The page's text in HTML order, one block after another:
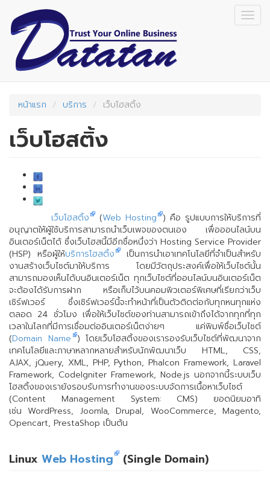
main
content
หน้าแรก บริการ เว็บโฮสติ้ง
เว็บโฮสติ้ง
เว็บโฮสติ้ง (Web Hosting ) คือ รูปแบบการให้บริการที่
อนุญาตให้ผู้ใช้บริการสามารถนำเว็บเพจของตนเอง เพื่อออนไลน์บน
อินเตอร์เน็ตได้ ซึ่งเว็บโฮสนี้มีอีกชื่อหนึ่งว่า Hosting Service Provider
(HSP) หรือผู้ให้บริการโฮสติ้ง เป็นการนำเอาเทคโนโลยีที่จำเป็นสำหรับ
งานสร้างเว็บไซต์มาให้บริการ โดยมีวัตถุประสงค์เพื่อให้เว็บไซต์นั้น
สามารถมองเห็นได้บนอินเตอร์เน็ต ทุกเว็บไซต์ที่ออนไลน์บนอินเตอร์เน็ต
จะต้องได้รับการฝาก หรือเก็บไว้บนคอมพิวเตอร์พิเศษที่เรียกว่าเว็บ
เซิร์ฟเวอร์ ซึ่งเซิร์ฟเวอร์นี้จะทำหน้าที่เป็นตัวติดต่อกับทุกหนทุกแห่ง
ตลอด 24 ชั่วโมง เพื่อให้เว็บไซต์ของท่านสามารถเข้าถึงได้จากทุกที่ทุก
เวลาในโลกที่มีการเชื่อมต่ออินเตอร์เน็ตง่ายๆ แค่พิมพ์ชื่อเว็บไซต์
(Domain Name ) โดยเว็บโฮสติ้งของเรารองรับเว็บไซต์ที่พัฒนาจาก
เทคโนโลยีและภาษาหลากหลายสำหรับนักพัฒนาเว็บ HTML, CSS,
AJAX, jQuery, XML, PHP, Python, Phalcon Framework, Laravel
Framework, CodeIgniter Framework, Node.js นอกจากนี้ระบบเว็บ
โฮสติ้งของเรายังรอบรับการทำงานของระบบจัดการเนื้อหาเว็บไซต์
(Content Management System: CMS) ยอดนิยมอาทิ
เช่นWordPress, Joomla, Drupal, WooCommerce, Magento,
Opencart, PrestaShop เป็นต้น
Linux Web Hosting (Single Domain)